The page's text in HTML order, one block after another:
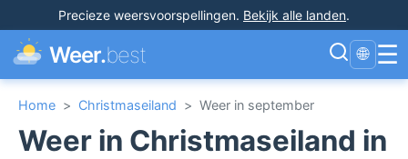
Precieze weersvoorspellingen. Bekijk alle landen.
Weer.best 🌐 ☰
Home > Christmaseiland > Weer in september
Weer in Christmaseiland in